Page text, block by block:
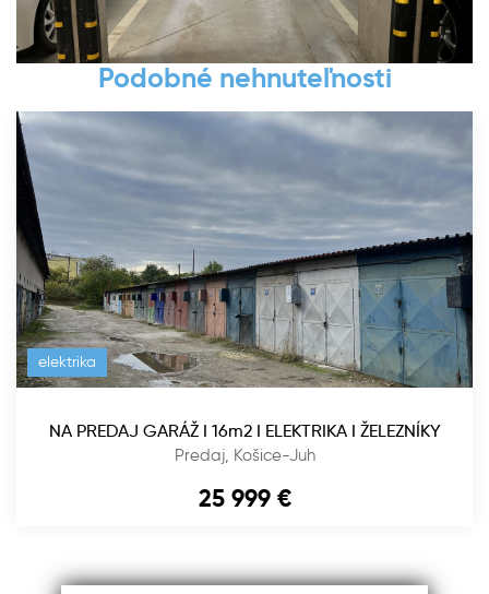
Podobné nehnuteľnosti
elektrika
NA PREDAJ GARÁŽ I 16m2 I ELEKTRIKA I ŽELEZNÍKY
Predaj, Košice-Juh
25 999 €